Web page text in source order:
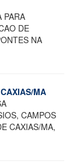
PARA
DE
NA
MA
CAMPOS
CAXIAS/MA,